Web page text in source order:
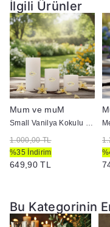
İlgili Ürünler
Mum ve muM
Small Vanilya Kokulu Set Mum Çap 7 cm Beyaz
1.000,00 TL
%35 İndirim
649,90 TL
Bu Kategorinin